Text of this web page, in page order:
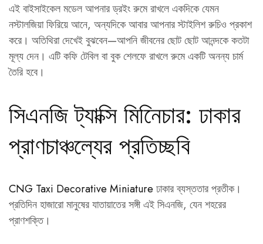
এই বাইসাইকেল মডেল আপনার ড্রইং রুমে রাখলে একদিকে যেমন
নস্টালজিয়া ফিরিয়ে আনে, অন্যদিকে আবার আপনার স্টাইলিশ রুচিও প্রকাশ
করে। অতিথিরা দেখেই বুঝবেন—আপনি জীবনের ছোট ছোট আনন্দকে কতটা
মূল্য দেন। এটি কফি টেবিল বা বুক শেলফে রাখলে রুমে একটি অনন্য চার্ম
তৈরি হবে।
সিএনজি ট্যাক্সি মিনিেচার: ঢাকার
প্রাণচাঞ্চল্যের প্রতিচ্ছবি
CNG Taxi Decorative Miniature ঢাকার ব্যস্ততার প্রতীক।
প্রতিদিন হাজারো মানুষের যাতায়াতের সঙ্গী এই সিএনজি, যেন শহরের
প্রাণশক্তি।